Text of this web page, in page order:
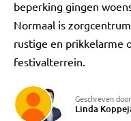
beperking gingen
Normaal is
rustige en prikkelarme
festivalterrein.
Geschreven door
Linda